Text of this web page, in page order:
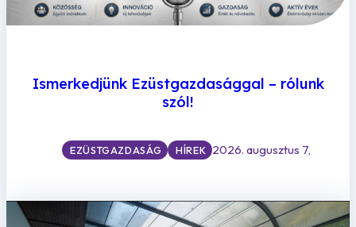
Ismerkedjünk Ezüstgazdasággal – rólunk
szól!
EZÜSTGAZDASÁG HÍREK 2026. augusztus 7,